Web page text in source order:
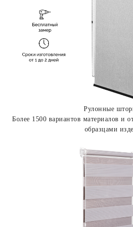
Рулонные
Более 1500 вариантов материалов и
образцами